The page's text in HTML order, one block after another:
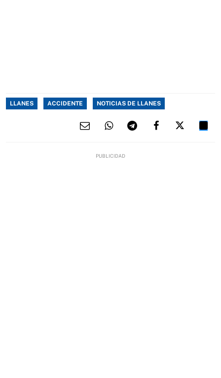
LLANES ACCIDENTE NOTICIAS DE LLANES